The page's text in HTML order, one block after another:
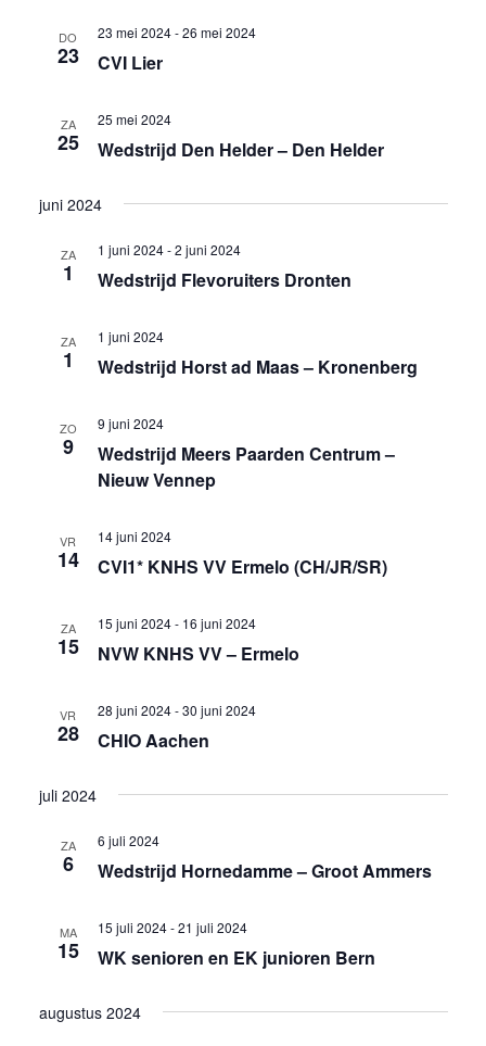
DO
23 CVI Lier
23 mei 2024-26 mei 2024
ZA
25 Wedstrijd Den Helder – Den Helder
25 mei 2024
juni 2024
ZA
1 Wedstrijd Flevoruiters Dronten
1 juni 2024-2 juni 2024
ZA
1 Wedstrijd Horst ad Maas – Kronenberg
1 juni 2024
ZO
9
Wedstrijd Meers Paarden Centrum –
Nieuw Vennep
9 juni 2024
VR
14 CVI1* KNHS VV Ermelo (CH/JR/SR)
14 juni 2024
ZA
15 NVW KNHS VV – Ermelo
15 juni 2024- 16 juni 2024
VR
28 CHIO Aachen
28 juni 2024-30 juni 2024
juli 2024
ZA
6 Wedstrijd Hornedamme – Groot Ammers
6 juli 2024
MA
15 WK senioren en EK junioren Bern
15 juli 2024-21 juli 2024
augustus 2024